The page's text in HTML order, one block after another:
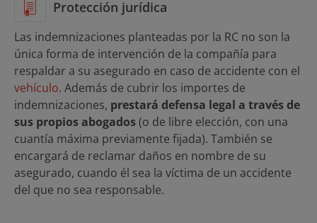
Protección jurídica
Las indemnizaciones planteadas por la RC no son la
única forma de intervención de la compañía para
respaldar a su asegurado en caso de accidente con el
vehículo. Además de cubrir los importes de
indemnizaciones, prestará defensa legal a través de
sus propios abogados(o de libre elección, con una
cuantía máxima previamente fijada). También se
encargará de reclamar daños en nombre de su
asegurado, cuando él sea la víctima de un accidente
del que no sea responsable.